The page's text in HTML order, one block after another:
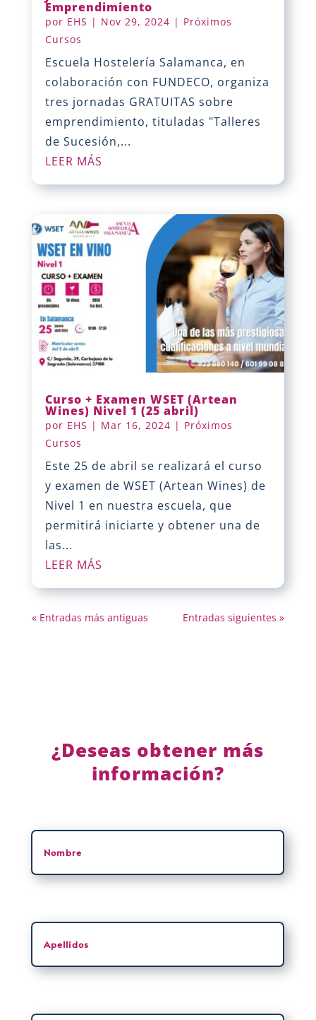
Emprendimiento
por EHS | Nov 29, 2024 | Próximos
Cursos
Escuela Hostelería Salamanca, en
colaboración con FUNDECO, organiza
tres jornadas GRATUITAS sobre
emprendimiento, tituladas "Talleres
de Sucesión,...
LEER MÁS
Curso + Examen WSET (Artean
Wines) Nivel 1 (25 abril)
por EHS | Mar 16, 2024 | Próximos
Cursos
Este 25 de abril se realizará el curso
y examen de WSET (Artean Wines) de
Nivel 1 en nuestra escuela, que
permitirá iniciarte y obtener una de
las...
LEER MÁS
« Entradas más antiguas Entradas siguientes »
¿Deseas obtener más
información?